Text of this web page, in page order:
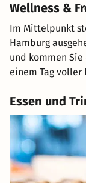
Wellness &
Im Mittelpunkt
Hamburg
und kommen
einem Tag voller
Essen und